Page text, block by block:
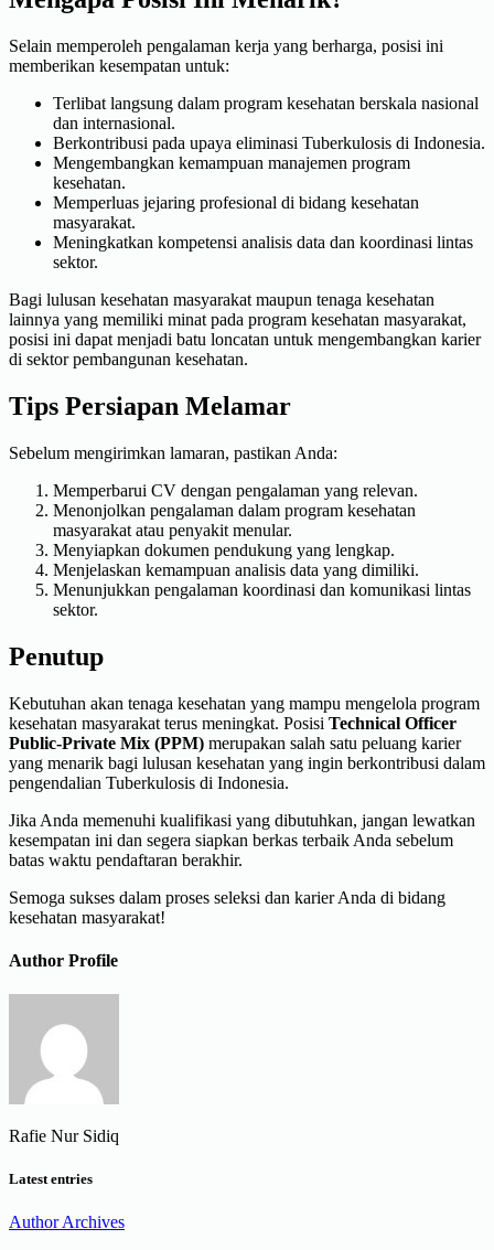
Selain memperoleh pengalaman kerja yang berharga, posisi ini
memberikan kesempatan untuk:
Terlibat langsung dalam program kesehatan berskala nasional
dan internasional.
Berkontribusi pada upaya eliminasi Tuberkulosis di Indonesia.
Mengembangkan kemampuan manajemen program
kesehatan.
Memperluas jejaring profesional di bidang kesehatan
masyarakat.
Meningkatkan kompetensi analisis data dan koordinasi lintas
sektor.
Bagi lulusan kesehatan masyarakat maupun tenaga kesehatan
lainnya yang memiliki minat pada program kesehatan masyarakat,
posisi ini dapat menjadi batu loncatan untuk mengembangkan karier
di sektor pembangunan kesehatan.
Tips Persiapan Melamar
Sebelum mengirimkan lamaran, pastikan Anda:
Memperbarui CV dengan pengalaman yang relevan.
Menonjolkan pengalaman dalam program kesehatan
masyarakat atau penyakit menular.
Menyiapkan dokumen pendukung yang lengkap.
Menjelaskan kemampuan analisis data yang dimiliki.
Menunjukkan pengalaman koordinasi dan komunikasi lintas
sektor.
Penutup
Kebutuhan akan tenaga kesehatan yang mampu mengelola program
kesehatan masyarakat terus meningkat. Posisi Technical Officer
Public-Private Mix (PPM) merupakan salah satu peluang karier
yang menarik bagi lulusan kesehatan yang ingin berkontribusi dalam
pengendalian Tuberkulosis di Indonesia.
Jika Anda memenuhi kualifikasi yang dibutuhkan, jangan lewatkan
kesempatan ini dan segera siapkan berkas terbaik Anda sebelum
batas waktu pendaftaran berakhir.
Semoga sukses dalam proses seleksi dan karier Anda di bidang
kesehatan masyarakat!
Author Profile
Rafie Nur Sidiq
Latest entries
Author Archives